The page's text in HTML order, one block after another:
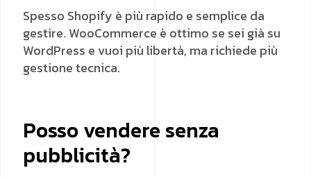
Spesso Shopify è più rapido e semplice da
gestire. WooCommerce è ottimo se sei già su
WordPress e vuoi più libertà, ma richiede più
gestione tecnica.
Posso vendere senza
pubblicità?